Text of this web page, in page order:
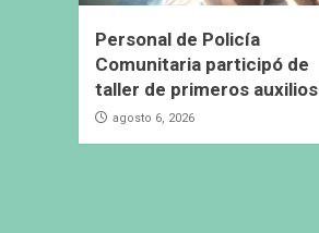
Personal de Policía
Comunitaria participó de
taller de primeros auxilios
agosto 6, 2026